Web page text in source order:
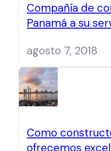
Compañía de
Panamá a su
agosto 7, 2018
Como
ofrecemos